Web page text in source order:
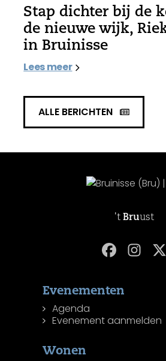
Stap dichter bij de
de nieuwe wijk,
in Bruinisse
Lees meer
ALLE BERICHTEN
't Bruust
Evenementen
Agenda
Evenement aanmelden
Wonen